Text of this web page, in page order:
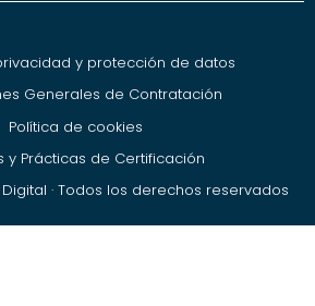
y protección de datos
Generales de Contratación
Política de cookies
y Prácticas de Certificación
· Todos los derechos reservados